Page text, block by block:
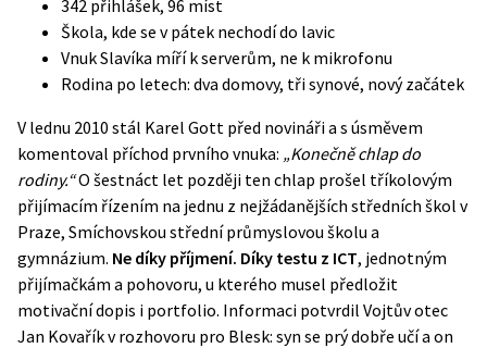
342 přihlášek, 96 míst
Škola, kde se v pátek nechodí do lavic
Vnuk Slavíka míří k serverům, ne k mikrofonu
Rodina po letech: dva domovy, tři synové, nový začátek
V lednu 2010 stál Karel Gott před novináři a s úsměvem
komentoval příchod prvního vnuka: „Konečně chlap do
rodiny.“O šestnáct let později ten chlap prošel tříkolovým
přijímacím řízením na jednu z nejžádanějších středních škol v
Praze, Smíchovskou střední průmyslovou školu a
gymnázium. Ne díky příjmení. Díky testu z ICT, jednotným
přijímačkám a pohovoru, u kterého musel předložit
motivační dopis i portfolio. Informaci potvrdil Vojtův otec
Jan Kovařík v rozhovoru pro Blesk: syn se prý dobře učí a on